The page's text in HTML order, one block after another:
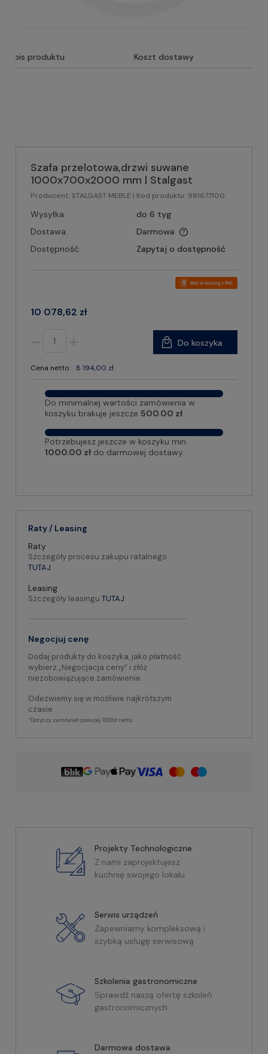
Opis produktu Koszt dostawy
Szafa przelotowa,drzwi suwane
1000x700x2000 mm | Stalgast
Producent: STALGAST MEBLE | Kod produktu: 981677100
Wysyłka:
do 6 tyg
Dostawa:
Darmowa
Dostępność:
Zapytaj o dostępność
10 078,62 zł
Cena netto: 8 194,00 zł
Do koszyka
Do minimalnej wartości zamówienia w
koszyku brakuje jeszcze 500.00 zł.
Potrzebujesz jeszcze w koszyku min.
1000.00 zł do darmowej dostawy.
Raty / Leasing
Raty
Szczegóły procesu zakupu ratalnego
TUTAJ
Leasing
Szczegóły leasingu TUTAJ
Negocjuj cenę
Dodaj produkty do koszyka, jako płatność
wybierz „Negocjacja ceny” i złóż
niezobowiązujące zamówienie.
Odezwiemy się w możliwie najkrótszym
czasie.
*Dotyczy zamówień powyżej 1000zł netto
Projekty Technologiczne
Z nami zaprojektujesz
kuchnię swojego lokalu
Serwis urządzeń
Zapewniamy kompleksową i
szybką usługę serwisową
Szkolenia gastronomiczne
Sprawdź naszą ofertę szkoleń
gastronomicznych
Darmowa dostawa